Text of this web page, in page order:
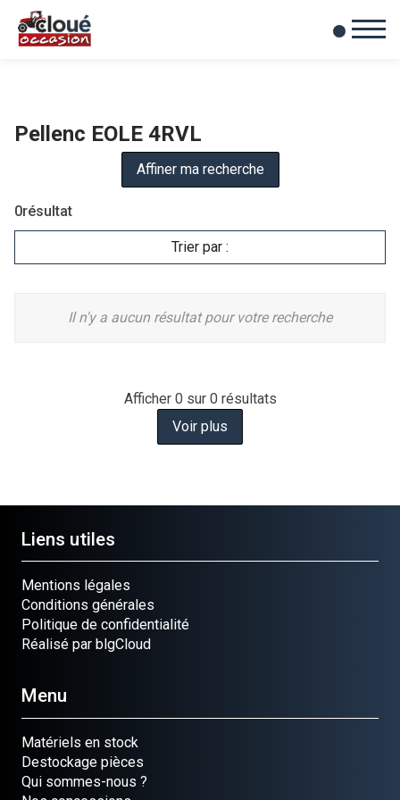
Mes favoris
0
Pellenc EOLE 4RVL
0résultat
Trier par :
Affiner ma recherche
Il n'y a aucun résultat pour votre recherche
Afficher 0 sur 0 résultats
Voir plus
Liens utiles
Mentions légales
Conditions générales
Politique de confidentialité
Réalisé par blgCloud
Menu
Matériels en stock
Destockage pièces
Qui sommes-nous ?